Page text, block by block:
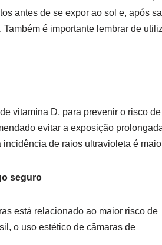
antes de se expor ao sol e, após
é importante lembrar de
vitamina D, para prevenir o risco de
evitar a exposição
de raios ultravioleta é
seguro
está relacionado ao maior risco de
o uso estético de câmaras de